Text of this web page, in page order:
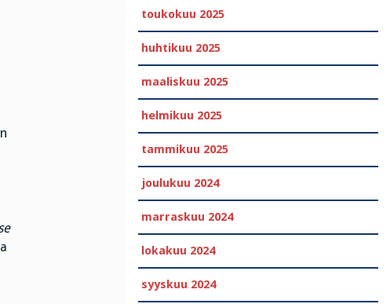
toukokuu 2025
huhtikuu 2025
maaliskuu 2025
helmikuu 2025
tammikuu 2025
joulukuu 2024
marraskuu 2024
lokakuu 2024
syyskuu 2024